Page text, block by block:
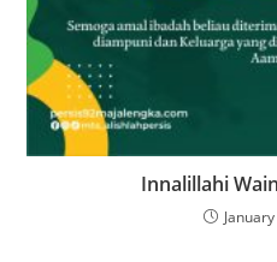
Innalillahi